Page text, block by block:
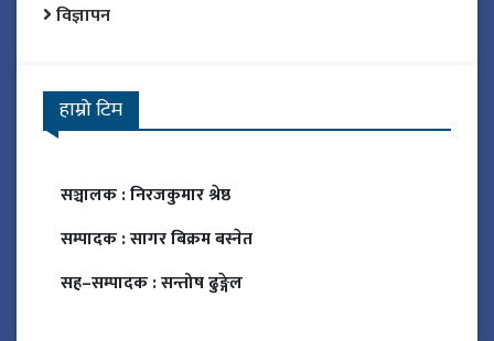
विज्ञापन
हाम्रो टिम
सञ्चालक :निरजकुमार श्रेष्ठ
सम्पादक :सागर बिक्रम बस्नेत
सह–सम्पादक :सन्तोष ढुङ्गेल